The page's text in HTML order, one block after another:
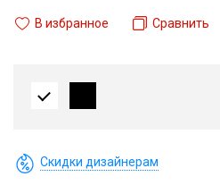
В избранное Сравнить
Скидки дизайнерам